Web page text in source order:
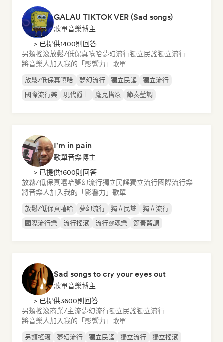
GALAU TIKTOK VER (Sad songs)
歌單音樂博主
> 已提供1400則回答
另類搖滾放鬆/低保真嘻哈夢幻流行獨立民謠獨立流行
將音樂人加入我的「影響力」歌單
放鬆/低保真嘻哈 夢幻流行 獨立民謠
獨立流行
國際流行樂
現代爵士 龐克搖滾 節奏藍調
I'm in pain
歌單音樂博主
> 已提供1600則回答
放鬆/低保真嘻哈夢幻流行獨立民謠獨立流行國際流行樂
將音樂人加入我的「影響力」歌單
放鬆/低保真嘻哈 夢幻流行 獨立民謠
獨立流行
國際流行樂
流行搖滾 流行靈魂樂 節奏藍調
Sad songs to cry your eyes out
歌單音樂博主
> 已提供3600則回答
另類搖滾商業/主流夢幻流行獨立民謠獨立流行
將音樂人加入我的「影響力」歌單
另類搖滾 夢幻流行 獨立民謠 獨立流行
獨立搖滾